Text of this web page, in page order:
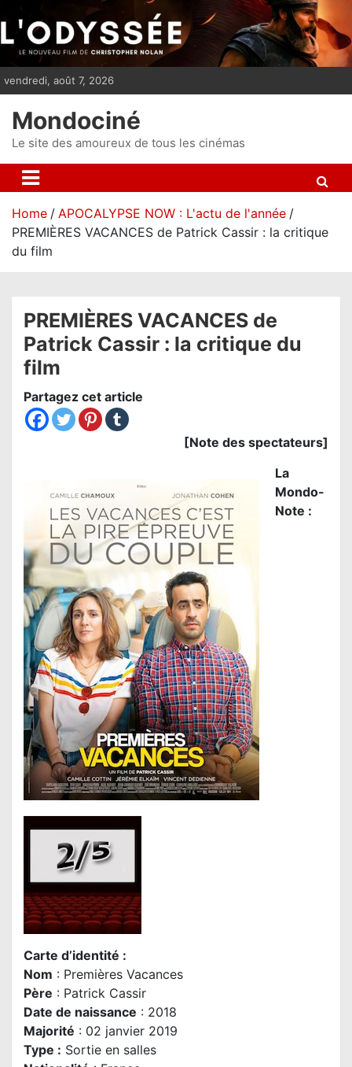
i
p
n
vendredi, août 7, 2026
Mondociné
Le site des amoureux de tous les cinémas
Home
APOCALYPSE NOW : L'actu de l'année
PREMIÈRES VACANCES de Patrick Cassir : la critique
du film
PREMIÈRES VACANCES de
Patrick Cassir : la critique du
film
Partagez cet article
[Note des spectateurs]
La
Mondo-
Note :
Carte d’identité :
Nom : Premières Vacances
Père : Patrick Cassir
Date de naissance : 2018
Majorité : 02 janvier 2019
Type : Sortie en salles